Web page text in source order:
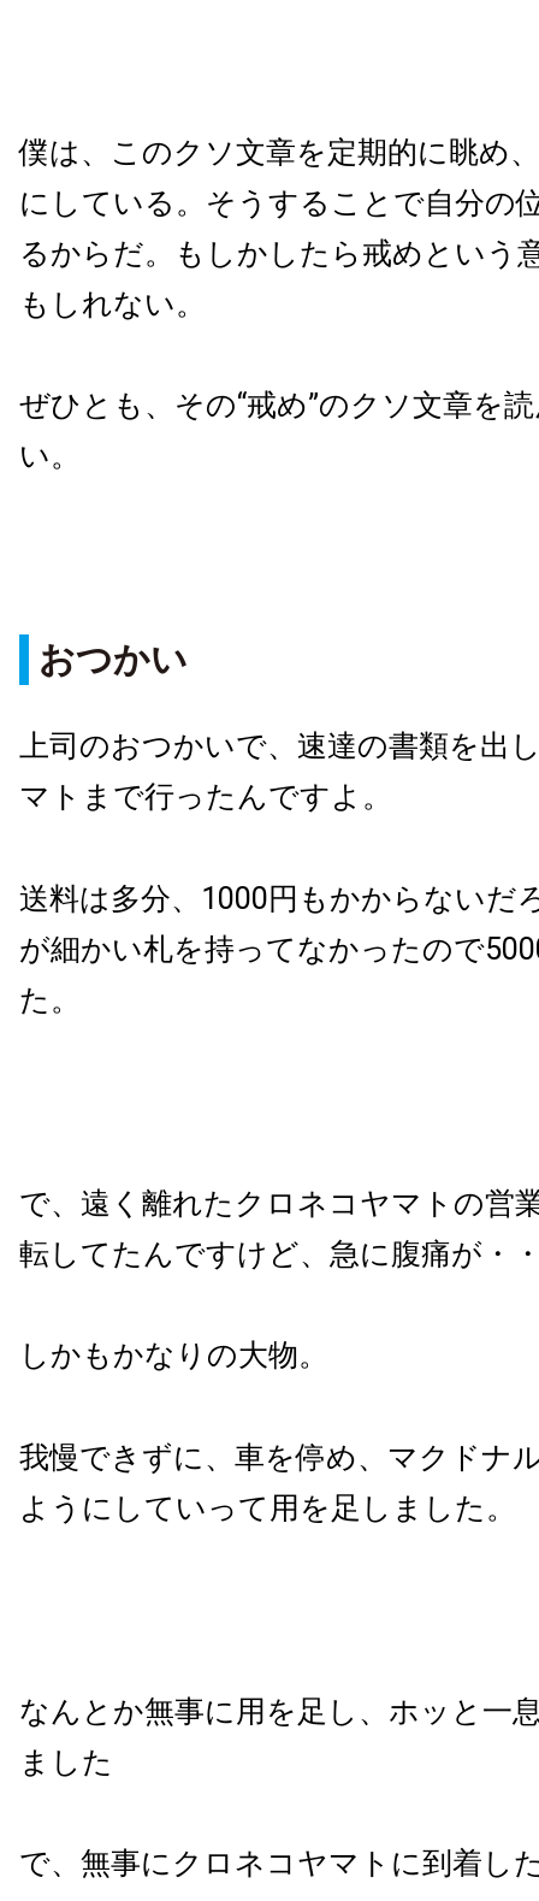
僕は、このクソ文章を定期的に眺め
にしている。そうすることで自分の
るからだ。もしかしたら戒めという
もしれない。
ぜひとも、その“戒め”のクソ文章を
い。
おつかい
上司のおつかいで、速達の書類を出
マトまで行ったんですよ。
送料は多分、1000円もかからないだ
が細かい札を持ってなかったので
た。
で、遠く離れたクロネコヤマトの営
転してたんですけど、急に腹痛が・
しかもかなりの大物。
我慢できずに、車を停め、マクドナ
ようにしていって用を足しました。
なんとか無事に用を足し、ホッと一
ました
で、無事にクロネコヤマトに到着し